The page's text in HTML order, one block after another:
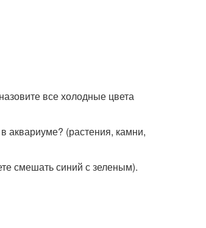
все холодные цвета
аквариуме? (растения, камни,
смешать синий с зеленым).